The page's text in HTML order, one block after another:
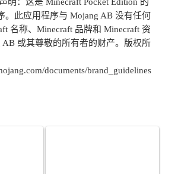
。此应用程序与 Mojang AB 没有任何
名称、Minecraft 品牌和 Minecraft 资
AB 或其尊敬的所有者的财产。版权所
documents/brand_guidelines